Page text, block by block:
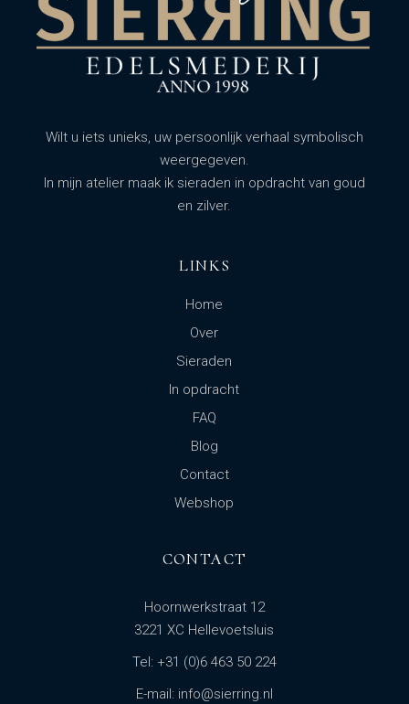
Wilt u iets unieks, uw persoonlijk verhaal symbolisch
weergegeven.
In mijn atelier maak ik sieraden in opdracht van goud
en zilver.
LINKS
Home
Over
Sieraden
In opdracht
FAQ
Blog
Contact
Webshop
CONTACT
Hoornwerkstraat 12
3221 XC Hellevoetsluis
Tel: +31 (0)6 463 50 224
E-mail: info@sierring.nl